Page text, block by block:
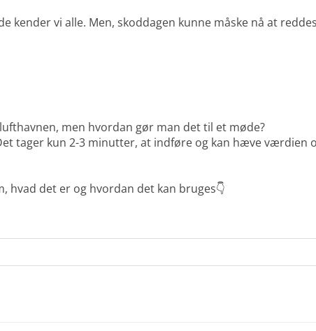
kender vi alle. Men, skoddagen kunne måske nå at
men hvordan gør man det til et møde?
tager kun 2-3 minutter, at indføre og kan hæve værdien
hvad det er og hvordan det kan bruges👇